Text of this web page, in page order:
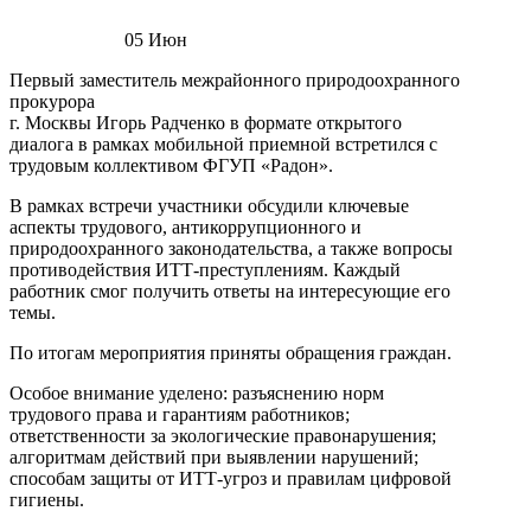
05Июн
Первый заместитель межрайонного природоохранного
прокурора
г. Москвы Игорь Радченко в формате открытого
диалога в рамках мобильной приемной встретился с
трудовым коллективом ФГУП «Радон».
В рамках встречи участники обсудили ключевые
аспекты трудового, антикоррупционного и
природоохранного законодательства, а также вопросы
противодействия ИТТ-преступлениям. Каждый
работник смог получить ответы на интересующие его
темы.
По итогам мероприятия приняты обращения граждан.
Особое внимание уделено: разъяснению норм
трудового права и гарантиям работников;
ответственности за экологические правонарушения;
алгоритмам действий при выявлении нарушений;
способам защиты от ИТТ-угроз и правилам цифровой
гигиены.